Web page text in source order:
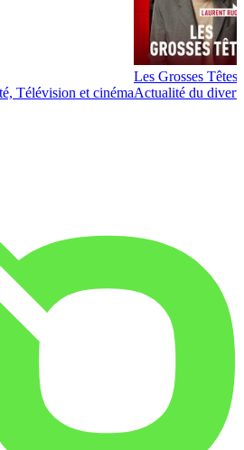
Télévision et cinéma
Les Grosses Têtes
Actualité du